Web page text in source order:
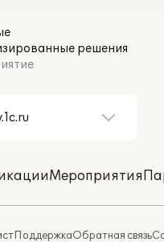
решения
Мероприятия
ПоддержкаОбратная связь